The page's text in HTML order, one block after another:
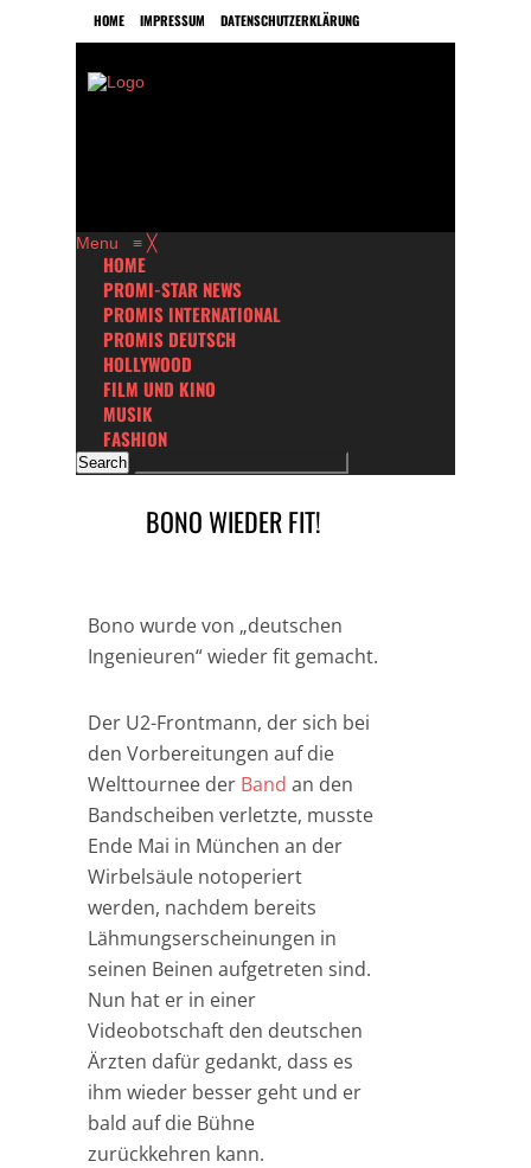
HOME IMPRESSUM DATENSCHUTZERKLÄRUNG
Menu ≡ ╳
HOME
PROMI-STAR NEWS
PROMIS INTERNATIONAL
PROMIS DEUTSCH
HOLLYWOOD
FILM UND KINO
MUSIK
FASHION
BONO WIEDER FIT!
Bono wurde von „deutschen
Ingenieuren“ wieder fit gemacht.
Der U2-Frontmann, der sich bei
den Vorbereitungen auf die
Welttournee der Band an den
Bandscheiben verletzte, musste
Ende Mai in München an der
Wirbelsäule notoperiert
werden, nachdem bereits
Lähmungserscheinungen in
seinen Beinen aufgetreten sind.
Nun hat er in einer
Videobotschaft den deutschen
Ärzten dafür gedankt, dass es
ihm wieder besser geht und er
bald auf die Bühne
zurückkehren kann.